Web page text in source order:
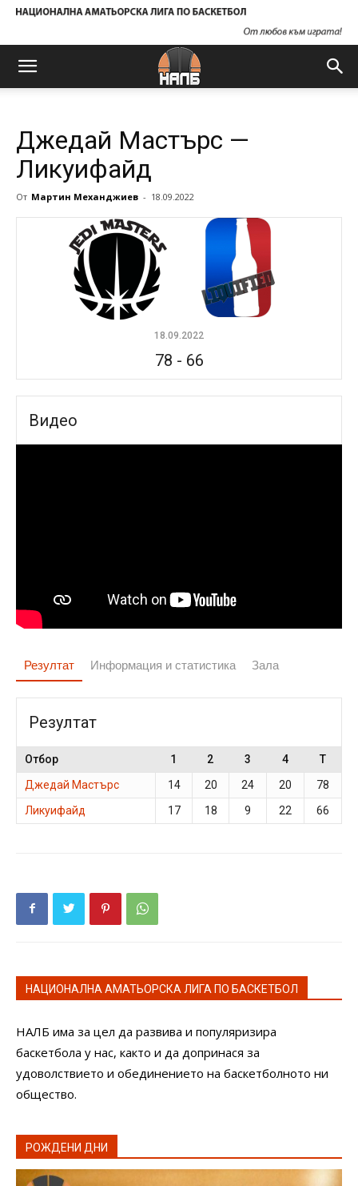
Джедай Мастърс —
Ликуифайд
От Мартин Механджиев - 18.09.2022
18.09.2022
78 - 66
Видео
Резултат Информация и статистика Зала
Резултат
Отбор 1 2 3 4
T
Джедай Мастърс
14 20 24 20
78
Ликуифайд
17 18 9 22 66
НАЦИОНАЛНА АМАТЬОРСКА ЛИГА ПО БАСКЕТБОЛ
НАЛБ има за цел да развива и популяризира
баскетбола у нас, както и да допринася за
удоволствието и обединението на баскетболното ни
общество.
РОЖДЕНИ ДНИ